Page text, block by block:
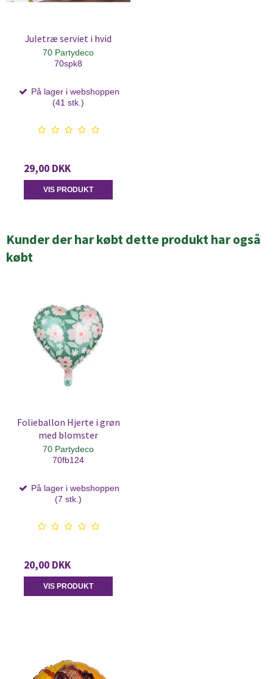
Juletræ serviet i hvid
70 Partydeco
70spk8
På lager i webshoppen
(41 stk.)
29,00 DKK
VIS PRODUKT
Kunder der har købt dette produkt har også
købt
Folieballon Hjerte i grøn
med blomster
70 Partydeco
70fb124
På lager i webshoppen
(7 stk.)
20,00 DKK
VIS PRODUKT